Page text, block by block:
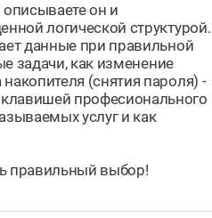
он и
логической структурой.
данные при правильной
задачи, как изменение
(снятия пароля) -
професионального
услуг и как
правильный выбор!